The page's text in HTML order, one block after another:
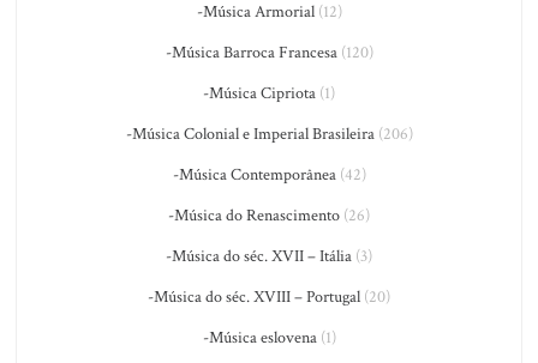
-Música Armorial(12)
-Música Barroca Francesa(120)
-Música Cipriota (1)
-Música Colonial e Imperial Brasileira(206)
-Música Contemporânea(42)
-Música do Renascimento (26)
-Música do séc. XVII – Itália (3)
-Música do séc. XVIII – Portugal (20)
-Música eslovena(1)